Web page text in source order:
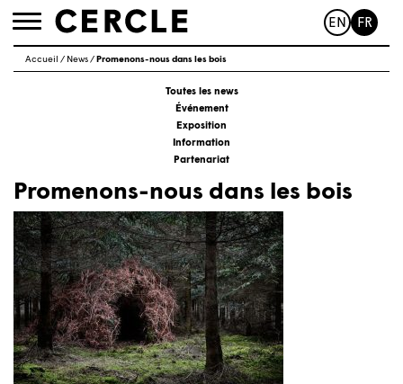
Toggle
EN FR
Accueil / News/ Promenons-nous dans les bois
Toutes les news
Événement
Exposition
Information
Partenariat
Promenons-nous dans les bois